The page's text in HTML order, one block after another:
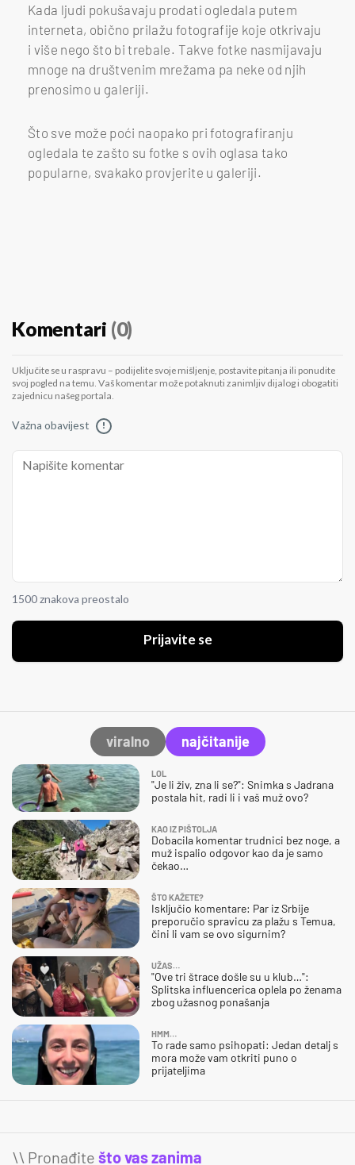
Kada ljudi pokušavaju prodati ogledala putem
interneta, obično prilažu fotografije koje otkrivaju
i više nego što bi trebale. Takve fotke nasmijavaju
mnoge na društvenim mrežama pa neke od njih
prenosimo u galeriji.
Što sve može poći naopako pri fotografiranju
ogledala te zašto su fotke s ovih oglasa tako
popularne, svakako provjerite u galeriji.
Komentari (0)
Uključite se u raspravu – podijelite svoje mišljenje, postavite pitanja ili ponudite
svoj pogled na temu. Vaš komentar može potaknuti zanimljiv dijalog i obogatiti
zajednicu našeg portala.
Važna obavijest !
1500 znakova preostalo
Prijavite se
viralno najčitanije
LOL
"Je li živ, zna li se?": Snimka s Jadrana
postala hit, radi li i vaš muž ovo?
KAO IZ PIŠTOLJA
Dobacila komentar trudnici bez noge, a
muž ispalio odgovor kao da je samo
čekao…
ŠTO KAŽETE?
Isključio komentare: Par iz Srbije
preporučio spravicu za plažu s Temua,
čini li vam se ovo sigurnim?
UŽAS…
"Ove tri štrace došle su u klub…":
Splitska influencerica oplela po ženama
zbog užasnog ponašanja
HMM…
To rade samo psihopati: Jedan detalj s
mora može vam otkriti puno o
prijateljima
\\ Pronađite što vas zanima